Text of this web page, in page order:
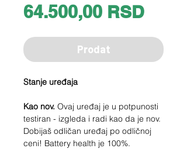
64.500,00 RSDPrice
Prodat
Stanje uređaja
Kao nov. Ovaj uređaj je u potpunosti
testiran - izgleda i radi kao da je nov.
Dobijaš odličan uređaj po odličnoj
ceni! Battery health je 100%.